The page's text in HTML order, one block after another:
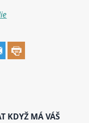
KDYŽ MÁ VÁŠ